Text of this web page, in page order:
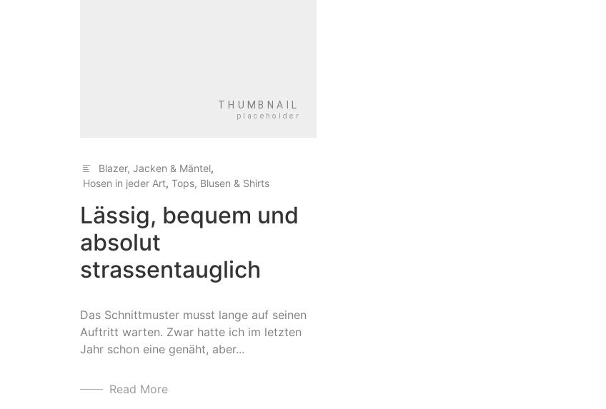
Blazer, Jacken & Mäntel,
Hosen in jeder Art, Tops, Blusen & Shirts
Lässig, bequem und
absolut
strassentauglich
Das Schnittmuster musst lange auf seinen
Auftritt warten. Zwar hatte ich im letzten
Jahr schon eine genäht, aber...
Read More